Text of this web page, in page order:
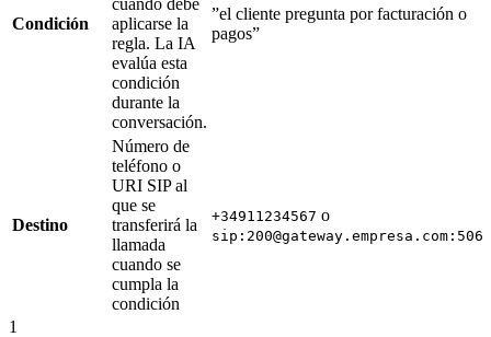
Condición
aplicarse la
regla. La IA
evalúa esta
condición
durante la
conversación.
”el cliente pregunta por facturación o
pagos”
Destino
Número de
teléfono o
URI SIP al
que se
transferirá la
llamada
cuando se
cumpla la
condición
+34911234567 o
sip:200@gateway.empresa.com:5060
1